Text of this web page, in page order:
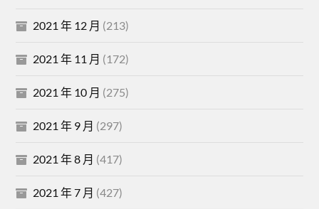
2021 年 12 月 (213)
2021 年 11 月 (172)
2021 年 10 月 (275)
2021 年 9 月 (297)
2021 年 8 月 (417)
2021 年 7 月 (427)